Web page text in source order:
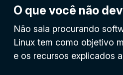
O que você não
Não saia procurando
Linux tem como objetivo
e os recursos explicados